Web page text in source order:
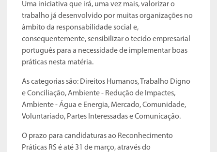
Uma iniciativa que irá, uma vez mais, valorizar o
trabalho já desenvolvido por muitas organizações no
âmbito da responsabilidade social e,
consequentemente, sensibilizar o tecido empresarial
português para a necessidade de implementar boas
práticas nesta matéria.
As categorias são: Direitos Humanos, Trabalho Digno
e Conciliação, Ambiente - Redução de Impactes,
Ambiente - Água e Energia, Mercado, Comunidade,
Voluntariado, Partes Interessadas e Comunicação.
O prazo para candidaturas ao Reconhecimento
Práticas RS é até 31 de março, através do